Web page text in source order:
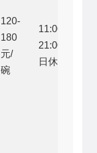
120-
180
元/
碗
11:00-
21:00（週
日休）